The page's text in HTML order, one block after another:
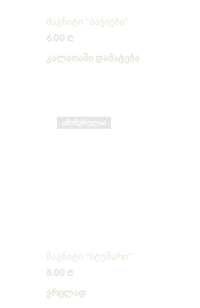
მაგნიტი “ბაჭიები”
6.00 ₾
ᲙᲐᲚᲐᲗᲐᲨᲘ ᲓᲐᲛᲐᲢᲔᲑᲐ
ᲐᲛᲝᲬᲣᲠᲣᲚᲘᲐ
მაგნიტი “სტუმარი”
8.00 ₾
ᲕᲠᲪᲚᲐᲓ